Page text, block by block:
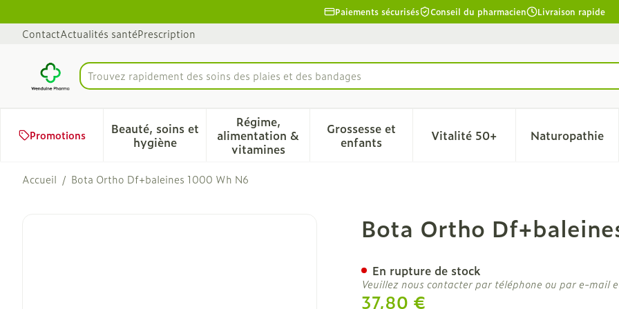
Paiements sécurisés Conseil du pharmacien Livraison rapide
ContactActualités santéPrescription
Rechercher
Trouvez rapidement des soins des plaie
Promotions
Beauté, soins et
hygièneAfficher le sous-menu pour la catégorie Beauté, soins et hygiène
Régime,
alimentation &
vitaminesAfficher le sous-menu pour la catégorie Régime, alimentation &
Grossesse et
enfantsAfficher le sous-menu pour la catégorie
Vitalité 50+Afficher le sous-menu pour
Naturopathie
Afficher
Accueil / Bota Ortho Df+baleines 1000 Wh N6
Bota Ortho Df+baleines 1000 Wh N6
Bota Ortho
37,80 €
En rupture de stock
Veuillez nous contacter par téléphone ou par e-mail